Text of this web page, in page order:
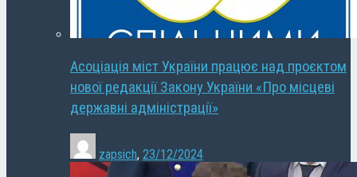
Асоціація міст України працює над проєктом
нової редакції Закону України «Про місцеві
державні адміністрації»
zapsich, 23/12/2024